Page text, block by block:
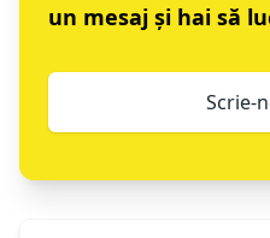
un mesaj și hai să
Scrie-